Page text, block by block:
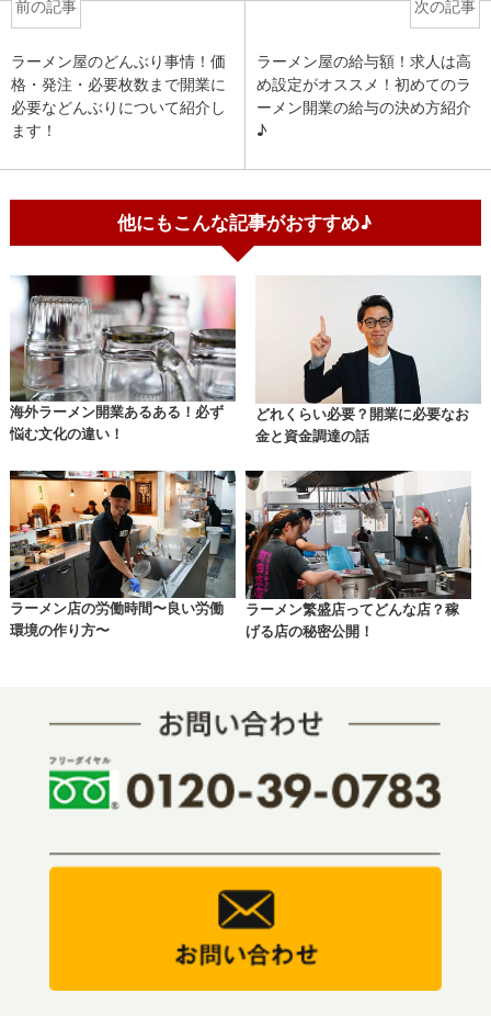
前の記事
ラーメン屋のどんぶり事情！価
格・発注・必要枚数まで開業に
必要などんぶりについて紹介し
ます！
次の記事
ラーメン屋の給与額！求人は高
め設定がオススメ！初めてのラ
ーメン開業の給与の決め方紹介
♪
他にもこんな記事がおすすめ♪
海外ラーメン開業あるある！必ず
悩む文化の違い！
どれくらい必要？開業に必要なお
金と資金調達の話
ラーメン店の労働時間〜良い労働
環境の作り方〜
ラーメン繁盛店ってどんな店？稼
げる店の秘密公開！